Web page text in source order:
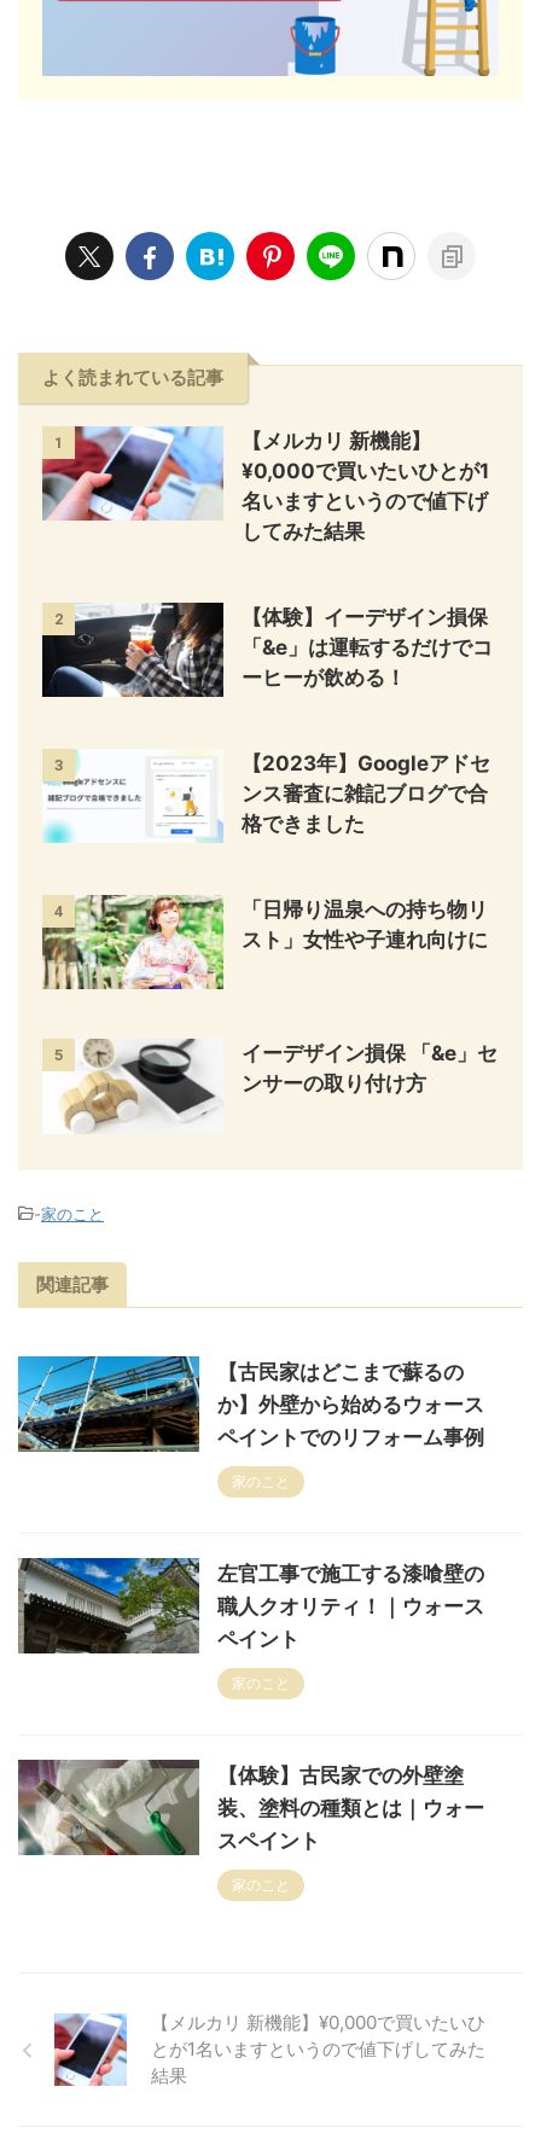
よく読まれている記事
1
【メルカリ 新機能】
¥0,000で買いたいひとが1
名いますというので値下げ
してみた結果
2
【体験】イーデザイン損保
「&e」は運転するだけでコ
ーヒーが飲める！
3
【2023年】Googleアドセ
ンス審査に雑記ブログで合
格できました
4
「日帰り温泉への持ち物リ
スト」女性や子連れ向けに
5
イーデザイン損保 「&e」セ
ンサーの取り付け方
-家のこと
関連記事
【古民家はどこまで蘇るの
か】外壁から始めるウォース
ペイントでのリフォーム事例
家のこと
左官工事で施工する漆喰壁の
職人クオリティ！｜ウォース
ペイント
家のこと
【体験】古民家での外壁塗
装、塗料の種類とは｜ウォー
スペイント
家のこと
【メルカリ 新機能】¥0,000で買いたいひ
とが1名いますというので値下げしてみた
結果